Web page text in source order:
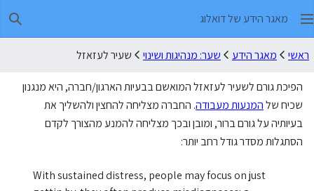
מאגר הידע של דואלוג
ראשי מאגר הידע שער: מנהיגות ושינוי שעיר לעזאזל
הפיכת גורם לשעיר לעזאזל המואשם בבעיות הארגון/חברה, היא מנגנון
שכיח שלהמנעות מעבודה. החברה מצליחה להחצין ולהשליך את
בעיותיה על גורם ברור, ומובן ובכך מצליחה להמנע מהצורך לקדם
הסתגלות מסדר גודל רחב יותר:
With sustained distress, people may focus on just